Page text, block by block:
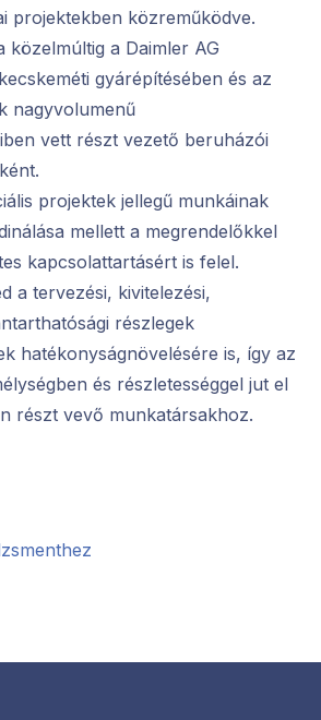
projektekben közreműködve.
közelmúltig a Daimler AG
gyárépítésében és az
nagyvolumenű
vett részt vezető beruházói
projektek jellegű munkáinak
mellett a megrendelőkkel
kapcsolattartásért is felel.
a tervezési, kivitelezési,
részlegek
hatékonyságnövelésére is, így az
és részletességgel jut el
részt vevő munkatársakhoz.